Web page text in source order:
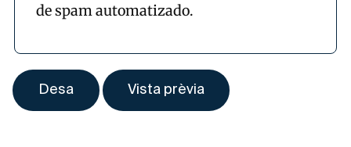
de spam automatizado.